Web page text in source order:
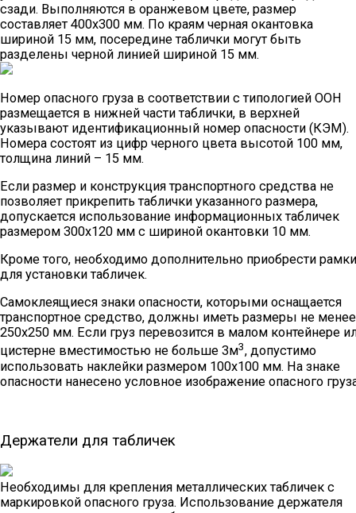
сзади. Выполняются в оранжевом цвете, размер
составляет 400х300 мм. По краям черная окантовка
шириной 15 мм, посередине таблички могут быть
разделены черной линией шириной 15 мм.
Номер опасного груза в соответствии с типологией ООН
размещается в нижней части таблички, в верхней
указывают идентификационный номер опасности (КЭМ).
Номера состоят из цифр черного цвета высотой 100 мм,
толщина линий – 15 мм.
Если размер и конструкция транспортного средства не
позволяет прикрепить таблички указанного размера,
допускается использование информационных табличек
размером 300х120 мм с шириной окантовки 10 мм.
Кроме того, необходимо дополнительно приобрести рамки
для установки табличек.
Самоклеящиеся знаки опасности, которыми оснащается
транспортное средство, должны иметь размеры не менее
250х250 мм. Если груз перевозится в малом контейнере
цистерне вместимостью не больше 3м3, допустимо
использовать наклейки размером 100х100 мм. На знаке
опасности нанесено условное изображение опасного
Держатели для табличек
Необходимы для крепления металлических табличек с
маркировкой опасного груза. Использование держателя